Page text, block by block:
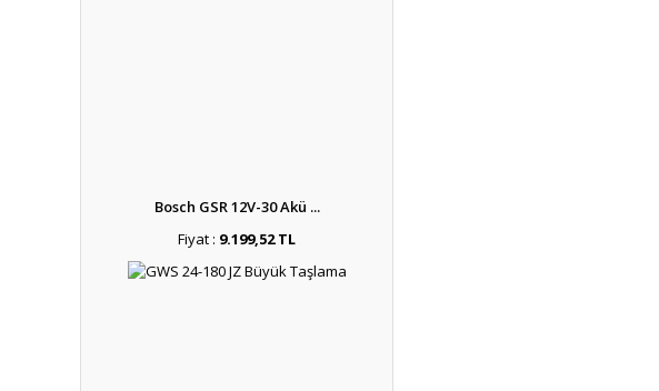
Bosch GSR 12V-30 Akü ...
Fiyat : 9.199,52 TL